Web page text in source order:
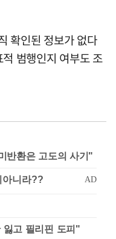
확인된 정보가 없다
범행인지 여부도 조
반환은 고도의 사기"
잃고 필리핀 도피"